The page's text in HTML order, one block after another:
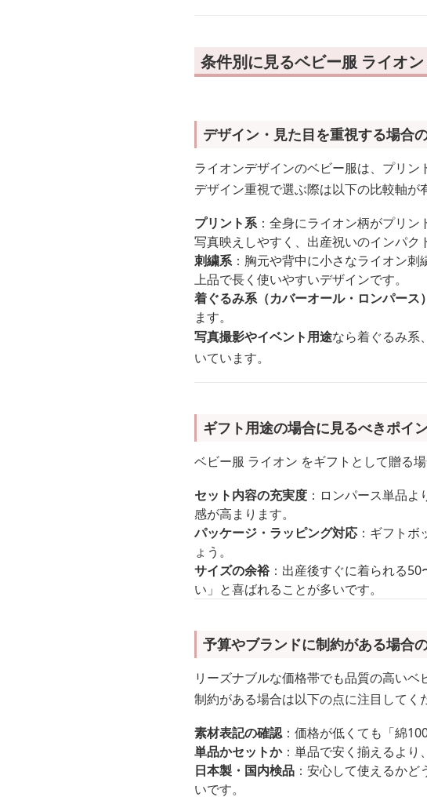
条件別に見るベビー服 ライオ
デザイン・見た目を重視する場合
ライオンデザインのベビー服は、プリン
デザイン重視で選ぶ際は以下の比較軸が
プリント系：全身にライオン柄がプリン
写真映えしやすく、出産祝いのインパク
刺繍系：胸元や背中に小さなライオン刺
上品で長く使いやすいデザインです。
着ぐるみ系（カバーオール・ロンパース）
ます。
写真撮影やイベント用途なら着ぐるみ系、
いています。
ギフト用途の場合に見るべきポイ
ベビー服 ライオン をギフトとして贈る場
セット内容の充実度 ：ロンパース単品
感が高まります。
パッケージ・ラッピング対応 ：ギフト
ょう。
サイズの余裕：出産後すぐに着られる
い」と喜ばれることが多いです。
予算やブランドに制約がある場合
リーズナブルな価格帯でも品質の高いベ
制約がある場合は以下の点に注目してく
素材表記の確認：価格が低くても「綿
単品かセットか：単品で安く揃えるより
日本製・国内検品 ：安心して使えるか
いです。